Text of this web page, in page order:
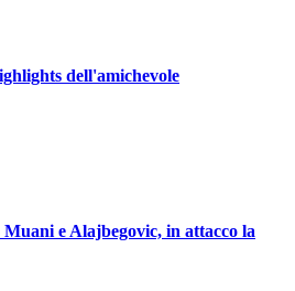
dell'amichevole
e Alajbegovic, in attacco la